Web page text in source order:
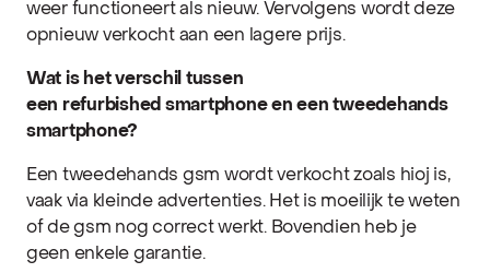
weer functioneert als nieuw. Vervolgens wordt deze
opnieuw verkocht aan een lagere prijs.
Wat is het verschil tussen
een refurbished smartphone en een tweedehands
smartphone?
Een tweedehands gsm wordt verkocht zoals hioj is,
vaak via kleinde advertenties. Het is moeilijk te weten
of de gsm nog correct werkt. Bovendien heb je
geen enkele garantie.